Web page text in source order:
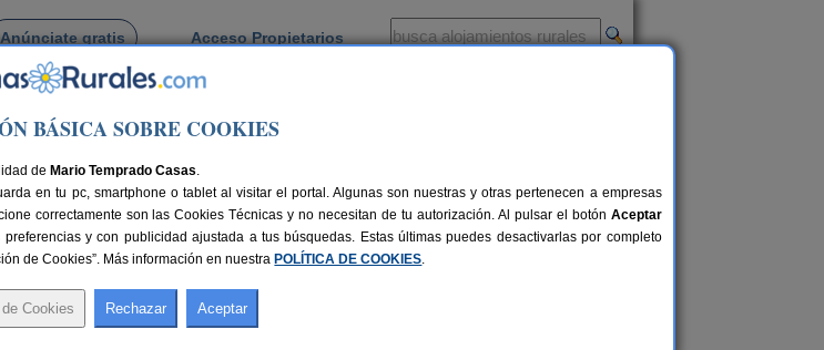
Anúnciate gratis Acceso Propietarios
BÁSICA SOBRE COOKIES
de Mario Temprado Casas.
en tu pc, smartphone o tablet al visitar el portal. Algunas son nuestras y otras pertenecen a empresas
correctamente son las Cookies Técnicas y no necesitan de tu autorización. Al pulsar el botón Aceptar
y con publicidad ajustada a tus búsquedas. Estas últimas puedes desactivarlas por completo
de Cookies”. Más información en nuestra POLÍTICA DE COOKIES.